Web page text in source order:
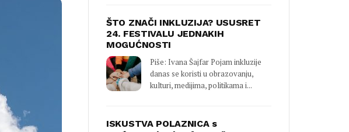
ŠTO ZNAČI INKLUZIJA? USUSRET
24. FESTIVALU JEDNAKIH
MOGUĆNOSTI
Piše: Ivana Šajfar Pojam inkluzije
danas se koristi u obrazovanju,
kulturi, medijima, politikama i...
ISKUSTVA POLAZNICA s